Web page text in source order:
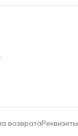
возвратаРеквизиты